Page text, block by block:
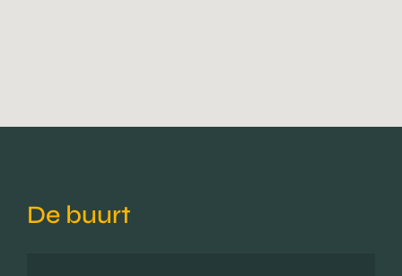
De buurt